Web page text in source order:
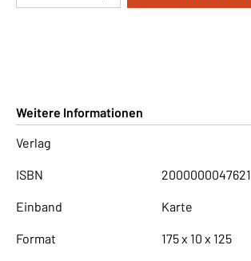
Weitere Informationen
Verlag
ISBN 2000000047621
Einband Karte
Format 175 x 10 x 125